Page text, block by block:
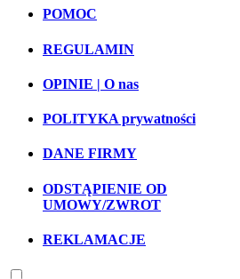
POMOC
REGULAMIN
OPINIE | O nas
POLITYKA prywatności
DANE FIRMY
ODSTĄPIENIE OD
UMOWY/ZWROT
REKLAMACJE